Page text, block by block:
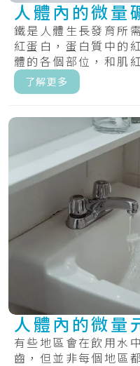
人體內的微量
鐵是人體生長發育所
紅蛋白，蛋白質中的
體的各個部位，和肌
白質.....
了解更多
人體內的微量
有些地區會在飲用水
齒，但並非每個地區